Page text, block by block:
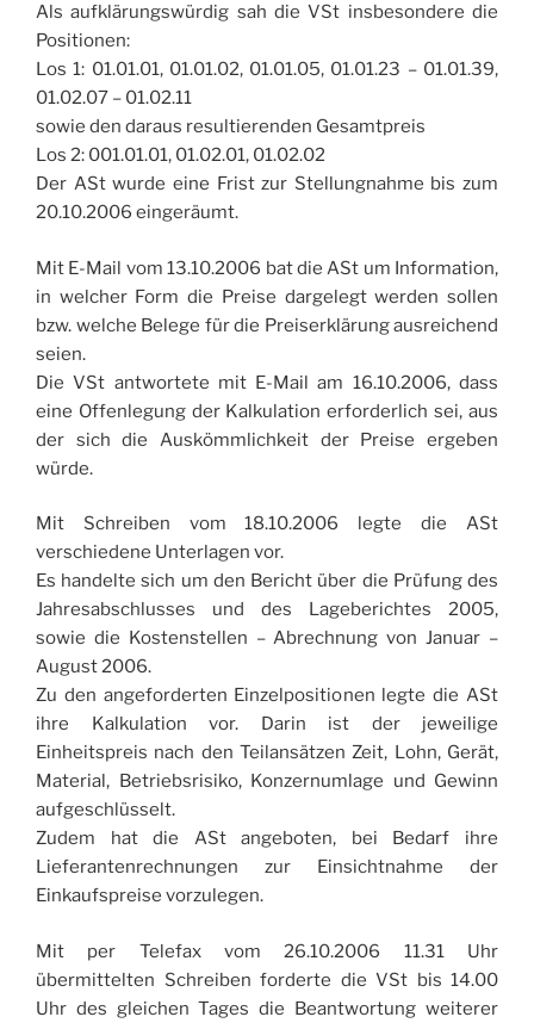
Als aufklärungswürdig sah die VSt insbesondere die
Positionen:
Los 1: 01.01.01, 01.01.02, 01.01.05, 01.01.23 – 01.01.39,
01.02.07 – 01.02.11
sowie den daraus resultierenden Gesamtpreis
Los 2: 001.01.01, 01.02.01, 01.02.02
Der ASt wurde eine Frist zur Stellungnahme bis zum
20.10.2006 eingeräumt.
Mit E-Mail vom 13.10.2006 bat die ASt um Information,
in welcher Form die Preise dargelegt werden sollen
bzw. welche Belege für die Preiserklärung ausreichend
seien.
Die VSt antwortete mit E-Mail am 16.10.2006, dass
eine Offenlegung der Kalkulation erforderlich sei, aus
der sich die Auskömmlichkeit der Preise ergeben
würde.
Mit Schreiben vom 18.10.2006 legte die ASt
verschiedene Unterlagen vor.
Es handelte sich um den Bericht über die Prüfung des
Jahresabschlusses und des Lageberichtes 2005,
sowie die Kostenstellen – Abrechnung von Januar –
August 2006.
Zu den angeforderten Einzelpositionen legte die ASt
ihre Kalkulation vor. Darin ist der jeweilige
Einheitspreis nach den Teilansätzen Zeit, Lohn, Gerät,
Material, Betriebsrisiko, Konzernumlage und Gewinn
aufgeschlüsselt.
Zudem hat die ASt angeboten, bei Bedarf ihre
Lieferantenrechnungen zur Einsichtnahme der
Einkaufspreise vorzulegen.
Mit per Telefax vom 26.10.2006 11.31 Uhr
übermittelten Schreiben forderte die VSt bis 14.00
Uhr des gleichen Tages die Beantwortung weiterer